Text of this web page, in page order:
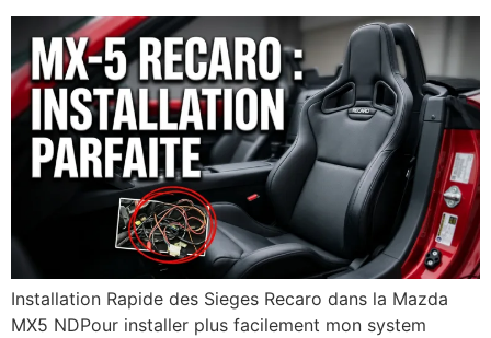
Installation Rapide des Sieges Recaro dans la Mazda
MX5 NDPour installer plus facilement mon system